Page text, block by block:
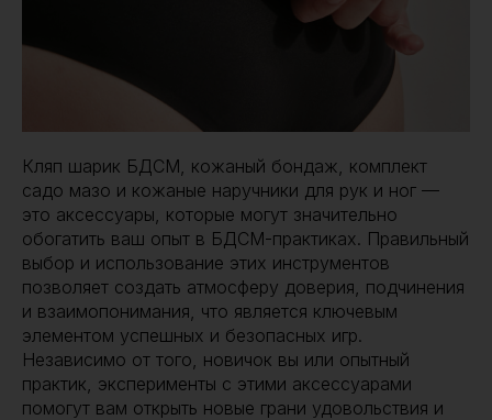
Кляп шарик БДСМ, кожаный бондаж, комплект
садо мазо и кожаные наручники для рук и ног —
это аксессуары, которые могут значительно
обогатить ваш опыт в БДСМ-практиках. Правильный
выбор и использование этих инструментов
позволяет создать атмосферу доверия, подчинения
и взаимопонимания, что является ключевым
элементом успешных и безопасных игр.
Независимо от того, новичок вы или опытный
практик, эксперименты с этими аксессуарами
помогут вам открыть новые грани удовольствия и